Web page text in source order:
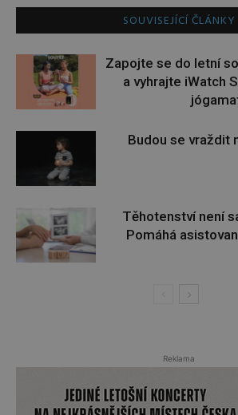
SOUVISEJÍCÍ ČLÁNKY
Zapojte se do letní
a vyhrajte iWatch
Budou se vraždit
Těhotenství není
Pomáhá
Reklama